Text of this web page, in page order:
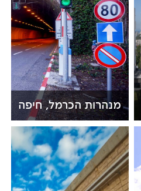
מנהרות הכרמל, חיפה